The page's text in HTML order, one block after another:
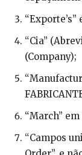
“Cia”
(Company);
“March”
“Campos